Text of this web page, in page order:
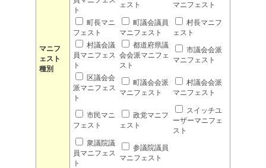
マニフ
ェスト
種別
ト
ェスト
マニフェスト
町長マニ
フェスト
町議会議員
マニフェスト
村長マニフ
ェスト
村議会議
員マニフェス
ト
都道府県議
会会派マニフェ
スト
市議会会派
マニフェスト
区議会会
派マニフェス
ト
町議会会派
マニフェスト
村議会会派
マニフェスト
市民マニ
フェスト
政党マニフ
ェスト
スイッチユ
ーザーマニフェ
スト
衆議院議
員マニフェス
ト
参議院議員
マニフェスト